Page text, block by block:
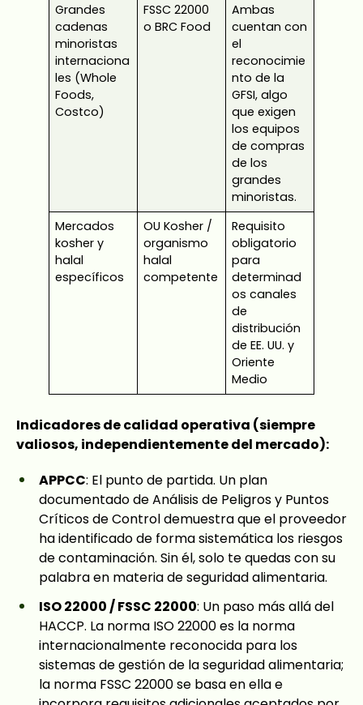
Grandes
cadenas
minoristas
internaciona
les (Whole
Foods,
Costco)
FSSC 22000
o BRC Food
Ambas
cuentan con
el
reconocimie
nto de la
GFSI, algo
que exigen
los equipos
de compras
de los
grandes
minoristas.
Mercados
kosher y
halal
específicos
OU Kosher /
organismo
halal
competente
Requisito
obligatorio
para
determinad
os canales
de
distribución
de EE. UU. y
Oriente
Medio
Indicadores de calidad operativa (siempre
valiosos, independientemente del mercado):
APPCC: El punto de partida. Un plan
documentado de Análisis de Peligros y Puntos
Críticos de Control demuestra que el proveedor
ha identificado de forma sistemática los riesgos
de contaminación. Sin él, solo te quedas con su
palabra en materia de seguridad alimentaria.
ISO 22000 / FSSC 22000: Un paso más allá del
HACCP. La norma ISO 22000 es la norma
internacionalmente reconocida para los
sistemas de gestión de la seguridad alimentaria;
la norma FSSC 22000 se basa en ella e